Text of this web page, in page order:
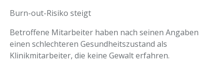
Burn-out-Risiko steigt
Betroffene Mitarbeiter haben nach seinen Angaben
einen schlechteren Gesundheitszustand als
Klinikmitarbeiter, die keine Gewalt erfahren.